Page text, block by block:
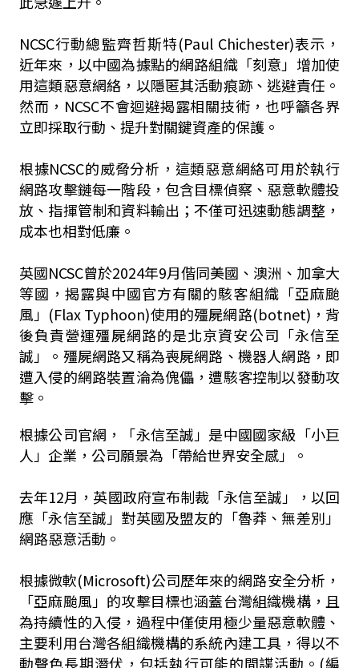
NCSC行動總監齊哲斯特(Paul Chichester)表示，
近年來，以中國為據點的網路組織「刻意」增加使
用這類惡意網絡，以隱匿其活動痕跡、逃避責任。
然而，NCSC不會迴避揭露相關技術，也呼籲各界
立即採取行動、提升對關鍵資產的保護。
根據NCSC的威脅分析，這類惡意網絡可用於執行
網路攻擊鏈每一階段，包含目標偵察、惡意軟體投
放、指揮管制和資料輸出；不僅可迅速動態調整，
成本也相對低廉。
英國NCSC曾於2024年9月偕同美國、澳洲、加拿大
等國，揭露與中國官方有關的駭客組織「亞麻颱
風」(Flax Typhoon)使用的殭屍網路(botnet)，背
後負責營運殭屍網路的是北京資安公司「永信至
誠」。殭屍網路又稱為喪屍網路、機器人網路，即
遭入侵的網路裝置淪為傀儡，遭駭客控制以發動攻
擊。
根據公司官網，「永信至誠」是中國國家級「小巨
人」企業，公司願景為「帶給世界安全感」。
去年12月，英國政府宣布制裁「永信至誠」，以回
應「永信至誠」對英國及盟友的「魯莽、無差別」
網路惡意活動。
根據微軟(Microsoft)公司歷年來的網路安全分析，
「亞麻颱風」的攻擊目標也涵蓋台灣組織機構，且
為持續性的入侵，過程中僅使用極少量惡意軟體、
主要利用台灣各組織機構的系統內建工具，得以不
動聲色長期潛伏，包括執行可能的間諜活動。(編